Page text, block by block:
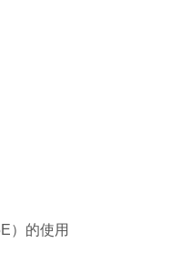
）的使用